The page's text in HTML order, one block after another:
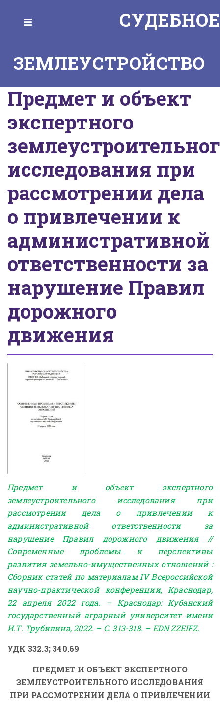
СУДЕБНОЕ
ЗЕМЛЕУСТРОЙСТВО
Предмет и объект
экспертного
исследования при
рассмотрении дела
о привлечении к
административной
ответственности за
нарушение Правил
дорожного
движения
Предмет и объект экспертного
землеустроительного исследования при
рассмотрении дела о привлечении к
административной ответственности за
нарушение Правил дорожного движения //
Современные проблемы и перспективы
развития земельно-имущественных отношений :
Сборник статей по материалам IV Всероссийской
научно-практической конференции, Краснодар,
22 апреля 2022 года. – Краснодар: Кубанский
государственный аграрный университет имени
И.Т. Трубилина, 2022. – С. 313-318. – EDN ZZEIFZ.
УДК 332.3; 340.69
ПРЕДМЕТ И ОБЪЕКТ ЭКСПЕРТНОГО
ЗЕМЛЕУСТРОИТЕЛЬНОГО ИССЛЕДОВАНИЯ
ПРИ РАССМОТРЕНИИ ДЕЛА О ПРИВЛЕЧЕНИИ
1. Процесс производства судебной
землеустроительной экспертизы:
подготовительные работы
В статье отмечена необходимость
правильной организации процесса
проведения судебной землеустроительной
2. Процесс
Методика
В статье